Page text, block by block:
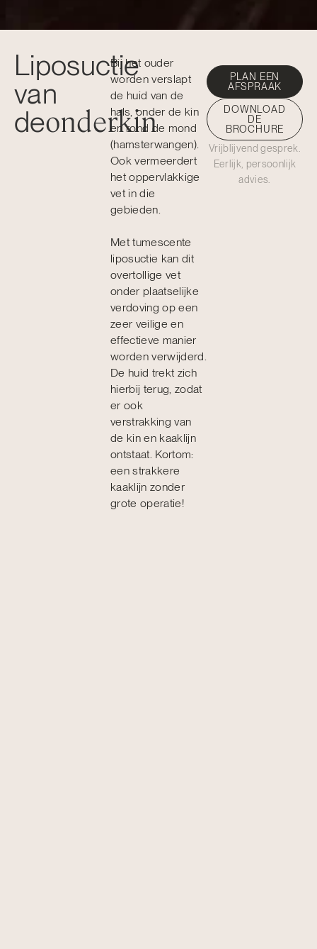
Liposuctie
van
deonderkin
Bij het ouder
worden verslapt
de huid van de
hals, onder de kin
en rond de mond
(hamsterwangen).
Ook vermeerdert
het oppervlakkige
vet in die
gebieden.
Met tumescente
liposuctie kan dit
overtollige vet
onder plaatselijke
verdoving op een
zeer veilige en
effectieve manier
worden verwijderd.
De huid trekt zich
hierbij terug, zodat
er ook
verstrakking van
de kin en kaaklijn
ontstaat. Kortom:
een strakkere
kaaklijn zonder
grote operatie!
PLAN EEN
AFSPRAAK
DOWNLOAD
DE
BROCHURE
Vrijblijvend gesprek.
Eerlijk, persoonlijk
advies.